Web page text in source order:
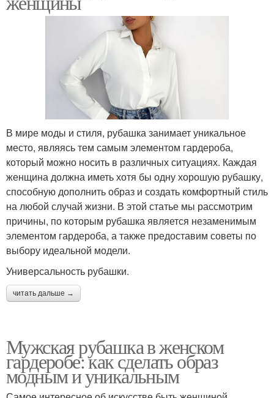
В мире моды и стиля, рубашка занимает уникальное
место, являясь тем самым элементом гардероба,
который можно носить в различных ситуациях. Каждая
женщина должна иметь хотя бы одну хорошую рубашку,
способную дополнить образ и создать комфортный стиль
на любой случай жизни. В этой статье мы рассмотрим
причины, по которым рубашка является незаменимым
элементом гардероба, а также предоставим советы по
выбору идеальной модели.
Универсальность рубашки.
читать дальше →
Мужская рубашка в женском
гардеробе: как сделать образ
модным и уникальным